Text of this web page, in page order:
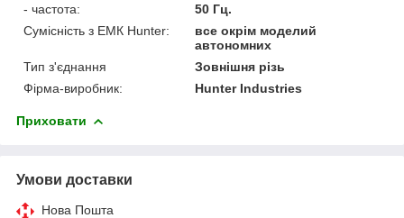
- частота:
50 Гц.
Сумісність з ЕМК Hunter:
все окрім моделий
автономних
Тип з'єднання
Зовнішня різь
Фірма-виробник:
Hunter Industries
Приховати
Умови доставки
Нова Пошта